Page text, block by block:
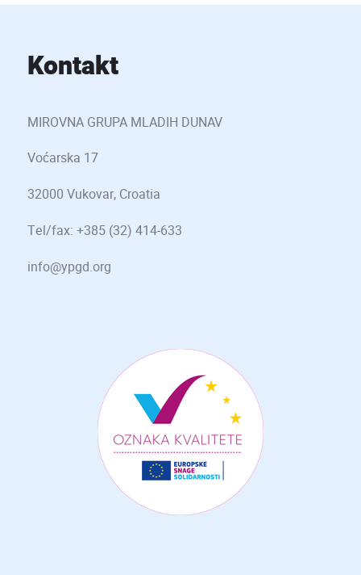
Kontakt
MIROVNA GRUPA MLADIH DUNAV
Voćarska 17
32000 Vukovar, Croatia
Tel/fax: +385 (32) 414-633
info@ypgd.org